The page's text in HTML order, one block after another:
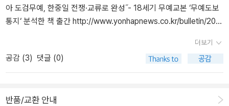
아 도검무예, 한중일 전쟁·교류로 완성˝- 18세기 무예교본 ‘무예도보
통지‘ 분석한 책 출간 http://www.yonhapnews.co.kr/bulletin/201
기에 앞서 예술품˝ 도레의 판화성서 출간 http://www.yonhapnews.
co.kr/bulletin/2018/07/17/0200000000AKR201807171050000
05.HTML‪‪편혜영 작가 ‘홀‘, 미국 문학상 셜리잭슨상 수상 http://ww
80717118300005.HTML[신간] 감동적인 일생…‘우리는 늘 바라는
더보기
공감 (3) 댓글 (0)
반품/교환 안내